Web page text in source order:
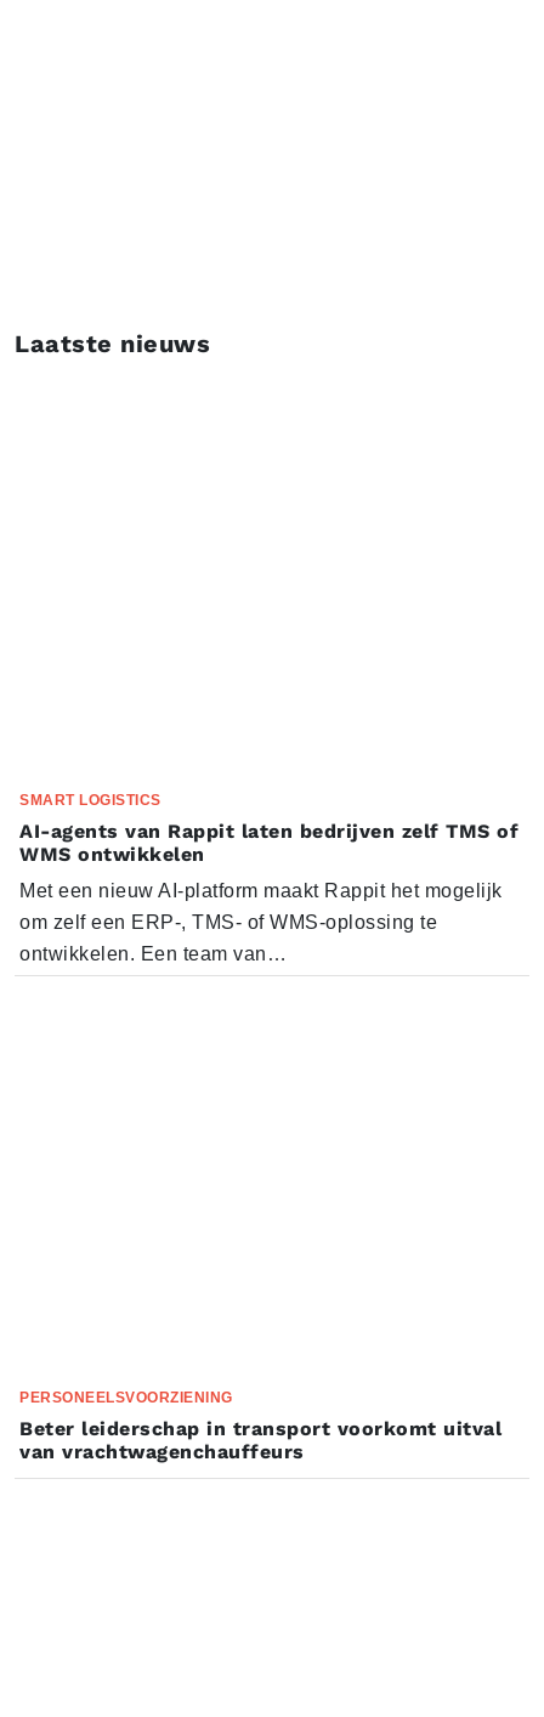
Laatste nieuws
SMART LOGISTICS
AI-agents van Rappit laten bedrijven zelf TMS of
WMS ontwikkelen
Met een nieuw AI-platform maakt Rappit het mogelijk
om zelf een ERP-, TMS- of WMS-oplossing te
ontwikkelen. Een team van…
PERSONEELSVOORZIENING
Beter leiderschap in transport voorkomt uitval
van vrachtwagenchauffeurs